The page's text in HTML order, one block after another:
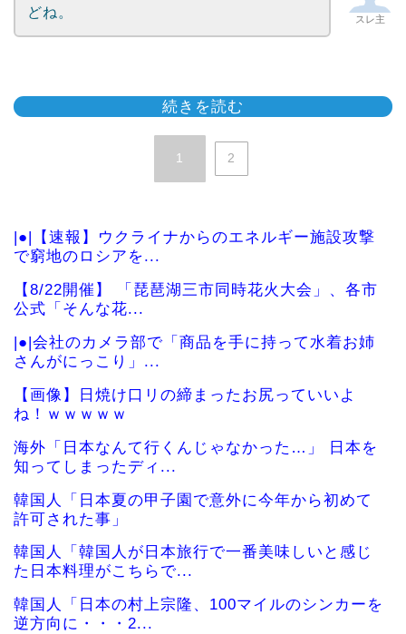
スレ主
どね。
続きを読む
1 2
|●|【速報】ウクライナからのエネルギー施設攻撃
で窮地のロシアを...
【8/22開催】 「琵琶湖三市同時花火大会」、各市
公式「そんな花...
|●|会社のカメラ部で「商品を手に持って水着お姉
さんがにっこり」...
【画像】日焼け口リの締まったお尻っていいよ
ね！ｗｗｗｗｗ
海外「日本なんて行くんじゃなかった…」 日本を
知ってしまったディ...
韓国人「日本夏の甲子園で意外に今年から初めて
許可された事」
韓国人「韓国人が日本旅行で一番美味しいと感じ
た日本料理がこちらで...
韓国人「日本の村上宗隆、100マイルのシンカーを
逆方向に・・・2...